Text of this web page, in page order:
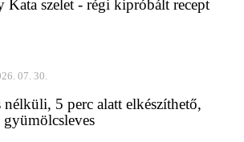
Kata szelet - régi kipróbált recept
07. 30.
nélküli, 5 perc alatt elkészíthető,